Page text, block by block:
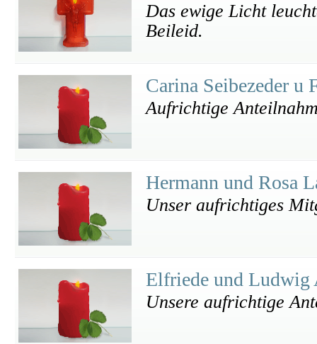
Das ewige Licht
Beileid.
Carina Seibezeder u
Aufrichtige
Hermann und Rosa
Unser aufrichtiges
Elfriede und Ludwig
Unsere aufrichtige